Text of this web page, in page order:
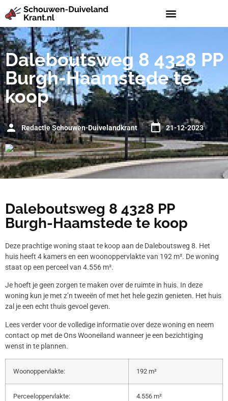
Daleboutsweg 8 4328 PP
Burgh-Haamstede te
koop
Redactie Schouwen-Duivelandkrant 21-12-2023
Daleboutsweg 8 4328 PP
Burgh-Haamstede te koop
Deze prachtige woning staat te koop aan de Daleboutsweg 8. Het
huis heeft 4 kamers en een woonoppervlakte van 192 m². De woning
staat op een perceel van 4.556 m².
Je hoeft je geen zorgen te maken over de ruimte in huis. In deze
woning kun je met z’n tweeën of met het hele gezin genieten. Het huis
zal je een echt thuis gevoel geven.
Lees verder voor de volledige informatie over deze woning en neem
contact op met de Ons Wooneiland wanneer je een bezichtiging
wenst in te plannen.
Woonoppervlakte: 192 m²
Perceeloppervlakte: 4.556 m²